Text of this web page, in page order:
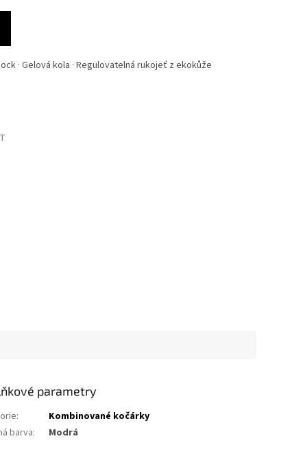
· Gelová kola · Regulovatelná rukojeť z ekokůže
parametry
:
Kombinované kočárky
barva: Modrá